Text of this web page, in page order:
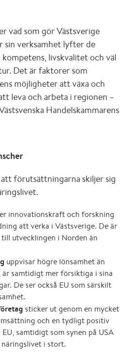
vad som gör Västsverige
verksamhet lyfter de
livskvalitet och väl
Det är faktorer som
möjligheter att växa och
leva och arbeta i regionen –
Handelskammarens
förutsättningarna skiljer sig
innovationskraft och forskning
att verka i Västsverige. De är
utvecklingen i Norden än
uppvisar högre lönsamhet än
samtidigt mer försiktiga i sina
De ser också EU som särskilt
sticker ut genom en mycket
och en tydligt positiv
samtidigt som synen på USA
i stort.